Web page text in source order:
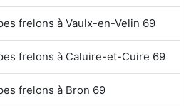
frelons à Vaulx-en-Velin 69
frelons à Caluire-et-Cuire 69
frelons à Bron 69